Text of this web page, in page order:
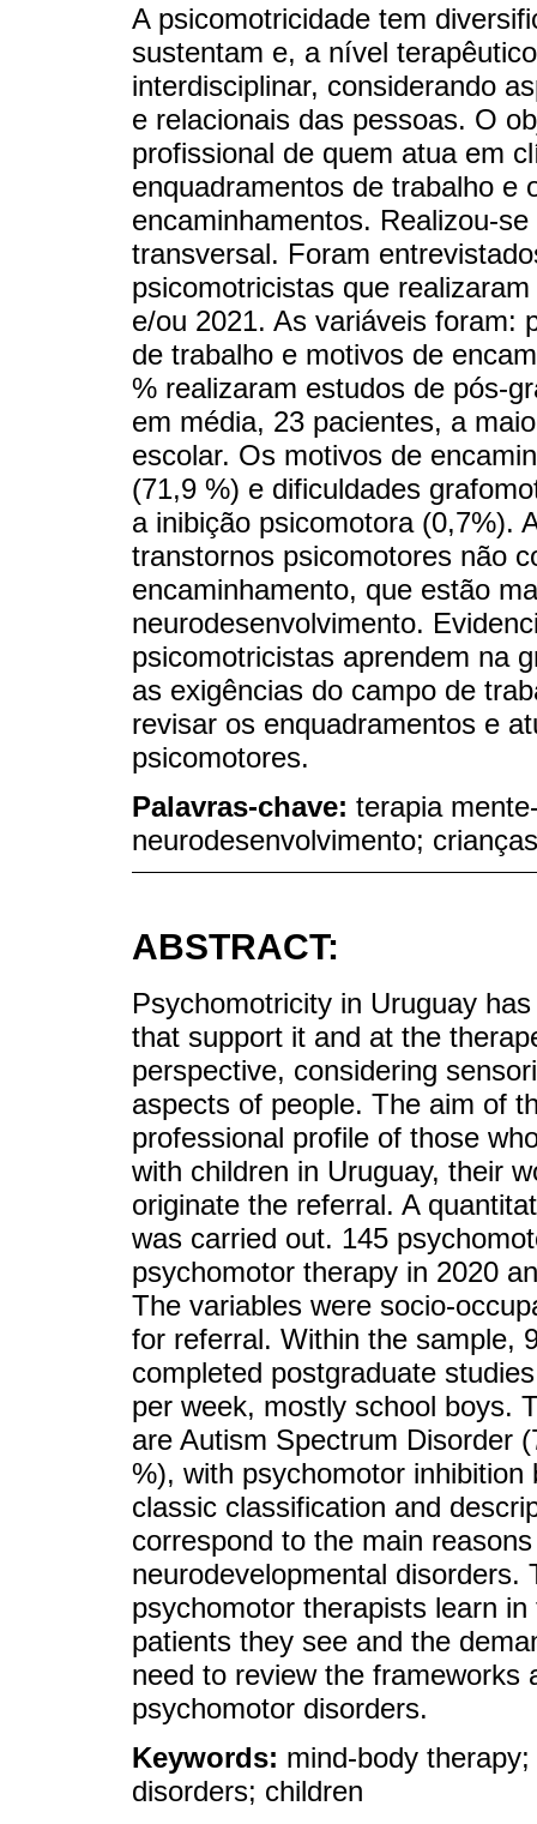
A psicomotricidade tem
sustentam e, a nível
interdisciplinar, considerando
e relacionais das pessoas. O
profissional de quem atua em
enquadramentos de trabalho e
encaminhamentos. Realizou-
transversal. Foram
psicomotricistas que
e/ou 2021. As variáveis foram:
de trabalho e motivos de
% realizaram estudos de pós-
em média, 23 pacientes, a
escolar. Os motivos de
(71,9 %) e dificuldades
a inibição psicomotora (0,7%).
transtornos psicomotores não
encaminhamento, que estão
neurodesenvolvimento.
psicomotricistas aprendem na
as exigências do campo de
revisar os enquadramentos e
psicomotores.
Palavras-chave: terapia
neurodesenvolvimento; crianças
ABSTRACT:
Psychomotricity in Uruguay
that support it and at the
perspective, considering
aspects of people. The aim of
professional profile of those
with children in Uruguay, their
originate the referral. A
was carried out. 145
psychomotor therapy in 2020
The variables were socio-
for referral. Within the sample,
completed postgraduate
per week, mostly school boys.
are Autism Spectrum Disorder
%), with psychomotor
classic classification and
correspond to the main
neurodevelopmental disorders.
psychomotor therapists learn
patients they see and the
need to review the frameworks
psychomotor disorders.
Keywords: mind-body
disorders; children